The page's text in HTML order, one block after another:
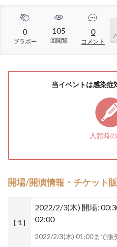
0
ブラボー
105
回閲覧
0
コメント
ブ
当イベントは感染症
入館時
開場/開演情報・チケット
[ 1 ]
2022/2/3(木) 開場:
02:00
2022/2/3(木) 01:00まで販